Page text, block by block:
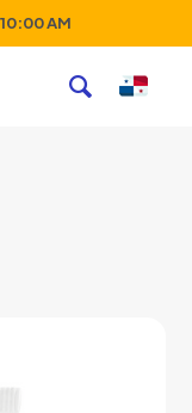
10:00 AM